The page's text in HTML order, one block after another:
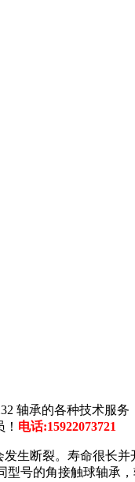
承的各种技术服
电话:15922073721
生断裂。寿命很长
号的角接触球轴承